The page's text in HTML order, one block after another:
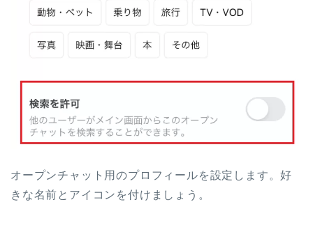
オープンチャット用のプロフィールを設定します。好
きな名前とアイコンを付けましょう。